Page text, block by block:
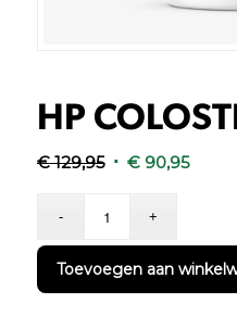
HP
€129,95 Oorspronkelijke
was:
€90,95
Toevoegen aan